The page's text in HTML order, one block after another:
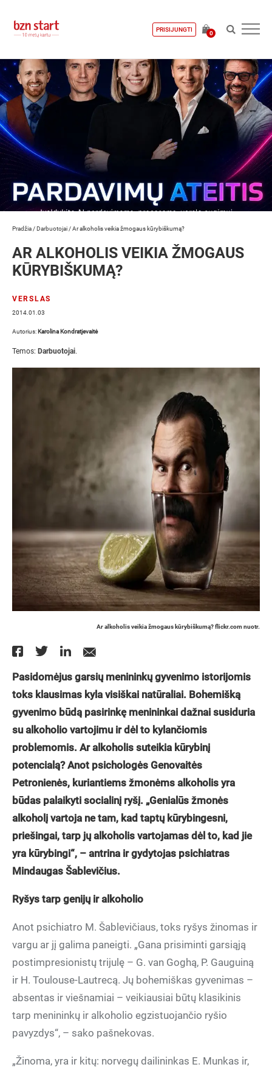
PRISIJUNGTI
0
Pradžia /Darbuotojai /Ar alkoholis veikia žmogaus kūrybiškumą?
AR ALKOHOLIS VEIKIA ŽMOGAUS
KŪRYBIŠKUMĄ?
VERSLAS
2014.01.03
Autorius: Karolina Kondratjevaitė
Temos: Darbuotojai.
Ar alkoholis veikia žmogaus kūrybiškumą? flickr.com nuotr.
Pasidomėjus garsių menininkų gyvenimo istorijomis
toks klausimas kyla visiškai natūraliai. Bohemišką
gyvenimo būdą pasirinkę menininkai dažnai susiduria
su alkoholio vartojimu ir dėl to kylančiomis
problemomis. Ar alkoholis suteikia kūrybinį
potencialą? Anot psichologės Genovaitės
Petronienės, kuriantiems žmonėms alkoholis yra
būdas palaikyti socialinį ryšį. „Genialūs žmonės
alkoholį vartoja ne tam, kad taptų kūrybingesni,
priešingai, tarp jų alkoholis vartojamas dėl to, kad jie
yra kūrybingi“, – antrina ir gydytojas psichiatras
Mindaugas Šablevičius.
Ryšys tarp genijų ir alkoholio
Anot psichiatro M. Šablevičiaus, toks ryšys žinomas ir
vargu ar jį galima paneigti. „Gana prisiminti garsiąją
postimpresionistų trijulę – G. van Goghą, P. Gauguiną
ir H. Toulouse-Lautrecą. Jų bohemiškas gyvenimas –
absentas ir viešnamiai – veikiausiai būtų klasikinis
tarp menininkų ir alkoholio egzistuojančio ryšio
pavyzdys“, – sako pašnekovas.
„Žinoma, yra ir kitų: norvegų dailininkas E. Munkas ir,